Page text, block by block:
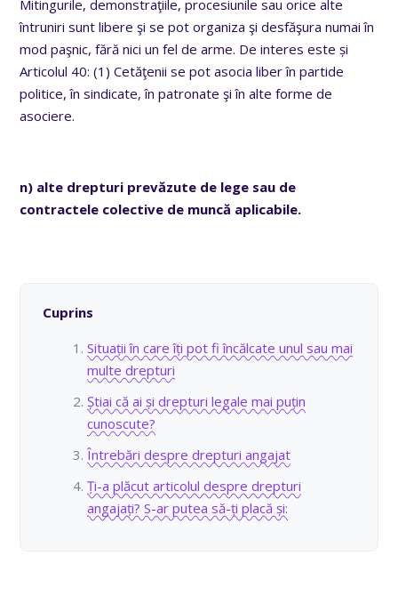
Mitingurile, demonstraţiile, procesiunile sau orice alte
întruniri sunt libere şi se pot organiza şi desfăşura numai în
mod paşnic, fără nici un fel de arme. De interes este și
Articolul 40: (1) Cetăţenii se pot asocia liber în partide
politice, în sindicate, în patronate şi în alte forme de
asociere.
n) alte drepturi prevăzute de lege sau de
contractele colective de muncă aplicabile.
Cuprins
Situații în care îți pot fi încălcate unul sau mai
multe drepturi
Știai că ai și drepturi legale mai puțin
cunoscute?
Întrebări despre drepturi angajat
Ți-a plăcut articolul despre drepturi
angajați? S-ar putea să-ți placă și: